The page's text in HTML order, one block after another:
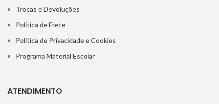
Trocas e Devoluções
Política de Frete
Política de Privacidade e Cookies
Programa Material Escolar
ATENDIMENTO